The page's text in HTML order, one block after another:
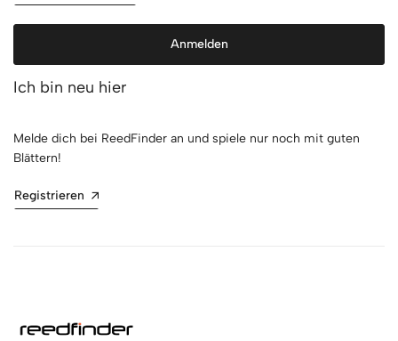
Anmelden
Ich bin neu hier
Melde dich bei ReedFinder an und spiele nur noch mit guten
Blättern!
Registrieren